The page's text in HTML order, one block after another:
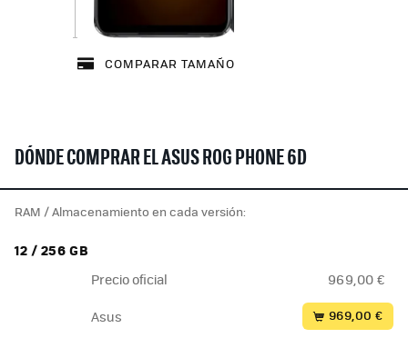
COMPARAR TAMAÑO
DÓNDE COMPRAR EL ASUS ROG PHONE 6D
RAM / Almacenamiento en cada versión:
12 / 256 GB
Precio oficial 969,00 €
Asus 969,00 €